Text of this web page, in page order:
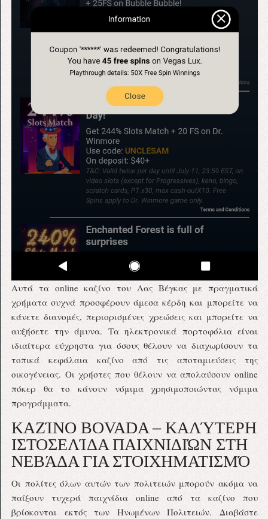
Αυτά τα online καζίνο του Λας Βέγκας με πραγματικά
χρήματα συχνά προσφέρουν άμεσα κέρδη και μπορείτε να
κάνετε διανομές, περιορισμένες χρεώσεις και μπορείτε να
αυξήσετε την άμυνα. Τα ηλεκτρονικά πορτοφόλια είναι
ιδιαίτερα εύχρηστα για όσους θέλουν να διαχωρίσουν τα
τοπικά κεφάλαια καζίνο από τις αποταμιεύσεις της
οικογένειας. Οι χρήστες που θέλουν να απολαύσουν online
πόκερ θα το κάνουν νόμιμα χρησιμοποιώντας νόμιμα
προγράμματα.
ΚΑΖΊΝΟ BOVADA – ΚΑΛΎΤΕΡΗ
ΙΣΤΟΣΕΛΊΔΑ ΠΑΙΧΝΙΔΙΏΝ ΣΤΗ
ΝΕΒΆΔΑ ΓΙΑ ΣΤΟΙΧΗΜΑΤΙΣΜΌ
Οι πολίτες όλων αυτών των πολιτειών μπορούν ακόμα να
παίξουν τυχερά παιχνίδια online από τα καζίνο που
βρίσκονται εκτός των Ηνωμένων Πολιτειών. Διαβάστε